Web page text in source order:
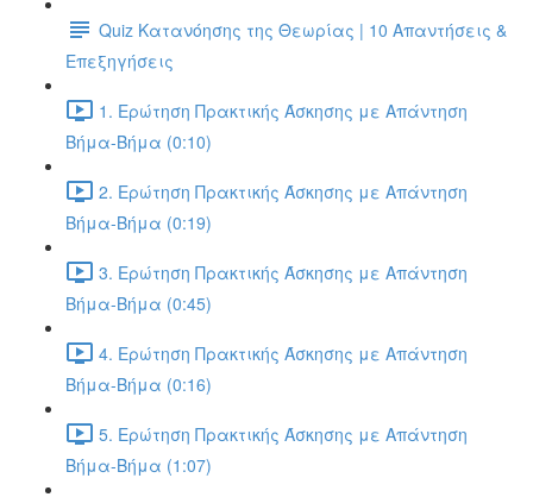
Quiz Κατανόησης της Θεωρίας | 10 Απαντήσεις &
Επεξηγήσεις
1. Ερώτηση Πρακτικής Άσκησης με Απάντηση
Βήμα-Βήμα (0:10)
2. Ερώτηση Πρακτικής Άσκησης με Απάντηση
Βήμα-Βήμα (0:19)
3. Ερώτηση Πρακτικής Άσκησης με Απάντηση
Βήμα-Βήμα (0:45)
4. Ερώτηση Πρακτικής Άσκησης με Απάντηση
Βήμα-Βήμα (0:16)
5. Ερώτηση Πρακτικής Άσκησης με Απάντηση
Βήμα-Βήμα (1:07)